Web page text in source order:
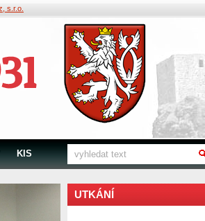
s.r.o.
KIS
UTKÁNÍ